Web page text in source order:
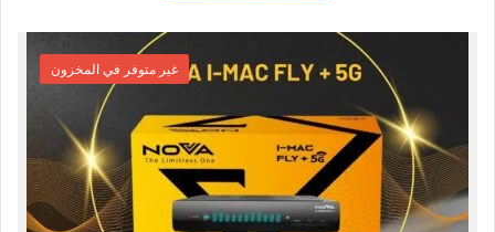
غير متوفر في المخزون